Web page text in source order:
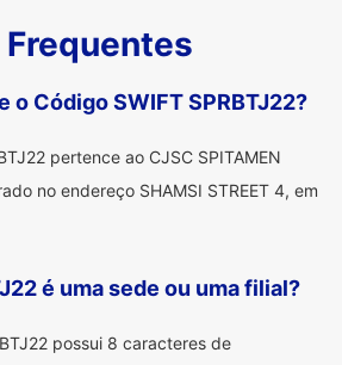
o Código SWIFT SPRBTJ22?
pertence ao CJSC SPITAMEN
no endereço SHAMSI STREET 4, em
é uma sede ou uma filial?
possui 8 caracteres de